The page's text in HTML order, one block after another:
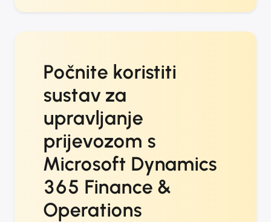
Počnite koristiti
sustav za
upravljanje
prijevozom s
Microsoft Dynamics
365 Finance &
Operations